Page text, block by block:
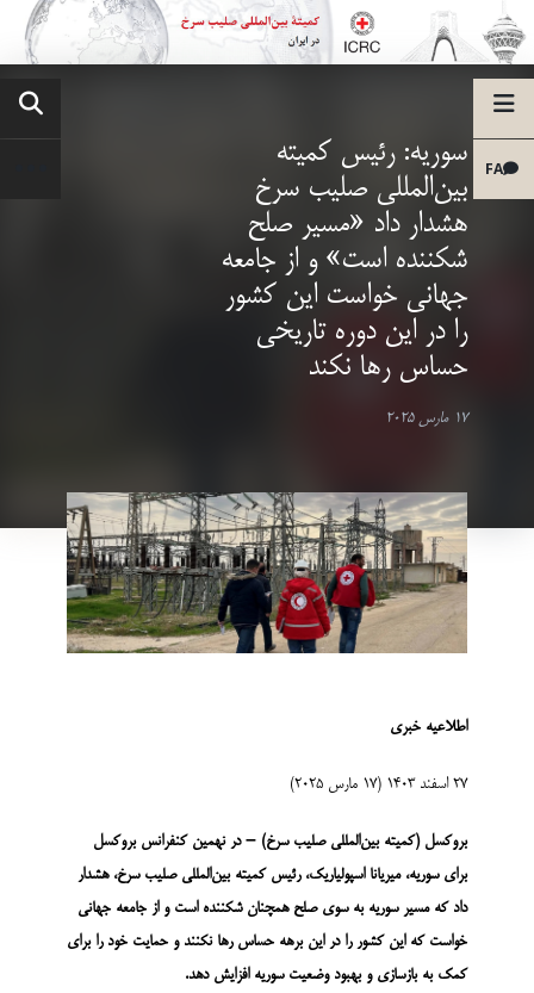
FA
سوریه: رئیس کمیته
بین‌المللی صلیب سرخ
هشدار داد «مسیر صلح
شکننده است» و از جامعه
جهانی خواست این کشور
را در این دوره تاریخی
حساس رها نکند
17 مارس 2025
اطلاعیه خبری
27 اسفند 1403 (17 مارس 2025)
بروکسل (کمیته بین‌المللی صلیب سرخ) – در نهمین کنفرانس بروکسل
برای سوریه، میریانا اسپولیاریک، رئیس کمیته بین‌المللی صلیب سرخ، هشدار
داد که مسیر سوریه به سوی صلح همچنان شکننده است و از جامعه جهانی
خواست که این کشور را در این برهه حساس رها نکنند و حمایت خود را برای
کمک به بازسازی و بهبود وضعیت سوریه افزایش دهد.